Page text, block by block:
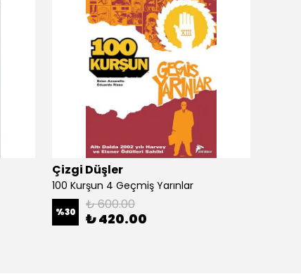
Çizgi Düşler
100 Kurşun 4 Geçmiş Yarınlar
%30 ₺ 600.00
₺ 420.00